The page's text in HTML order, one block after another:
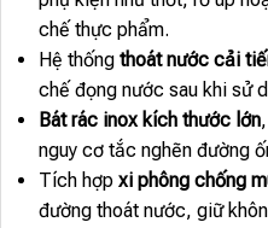
chế thực phẩm.
Hệ thống thoát nước cải
chế đọng nước sau khi sử
Bát rác inox kích thước lớn
nguy cơ tắc nghẽn đường
Tích hợp xi phông chống
đường thoát nước, giữ